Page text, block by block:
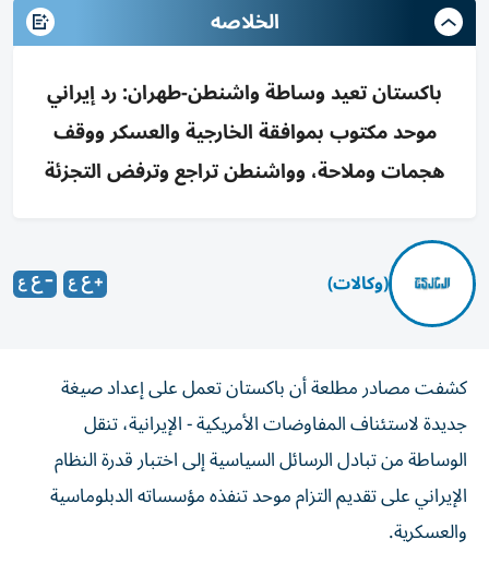
الخلاصه
باكستان تعيد وساطة واشنطن-طهران: رد إيراني
موحد مكتوب بموافقة الخارجية والعسكر ووقف
هجمات وملاحة، وواشنطن تراجع وترفض التجزئة
(وكالات)
كشفت مصادر مطلعة أن باكستان تعمل على إعداد صيغة
جديدة لاستئناف المفاوضات الأمريكية - الإيرانية، تنقل
الوساطة من تبادل الرسائل السياسية إلى اختبار قدرة النظام
الإيراني على تقديم التزام موحد تنفذه مؤسساته الدبلوماسية
والعسكرية.